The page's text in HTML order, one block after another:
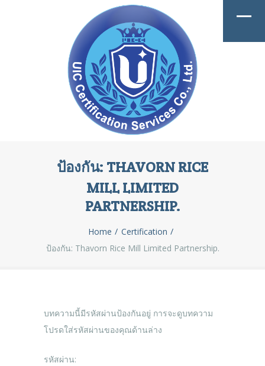
ป้องกัน: THAVORN RICE
MILL LIMITED
PARTNERSHIP.
Home
Certification
ป้องกัน: Thavorn Rice Mill Limited Partnership.
บทความนี้มีรหัสผ่านป้องกันอยู่ การจะดูบทความ
โปรดใส่รหัสผ่านของคุณด้านล่าง
รหัสผ่าน: